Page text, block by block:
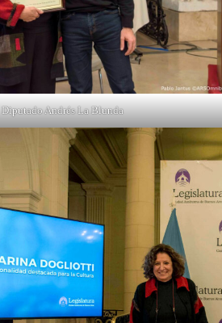
Diputado Andrés La Blunda